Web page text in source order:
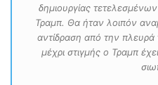
δημιουργίας
Τραμπ. Θα ήταν λοιπόν
αντίδραση από την πλευρά
μέχρι στιγμής ο Τραμπ